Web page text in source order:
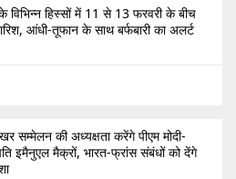
विभिन्न हिस्सों में 11 से 13 फरवरी के बीच
आंधी-तूफान के साथ बर्फबारी का अलर्ट
सम्मेलन की अध्यक्षता करेंगे पीएम मोदी-
इमैनुएल मैक्रों, भारत-फ्रांस संबंधों को देंगे